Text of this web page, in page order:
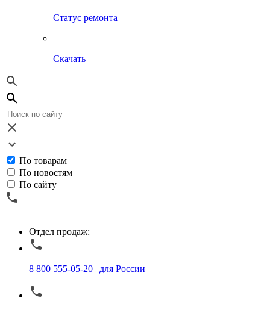
Статус ремонта
Скачать
По товарам
По новостям
По сайту
Отдел продаж:
8 800 555-05-20 | для России